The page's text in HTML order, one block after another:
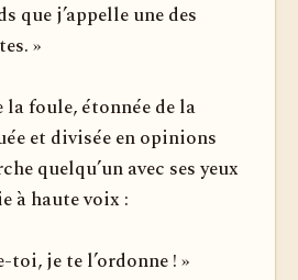
que j’appelle une des
»
la foule, étonnée de la
et divisée en opinions
quelqu’un avec ses yeux
à haute voix :
toi, je te l’ordonne ! »